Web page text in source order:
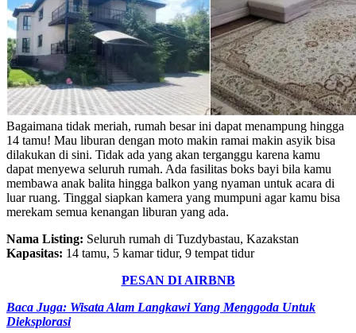
Bagaimana tidak meriah, rumah besar ini dapat menampung hingga
14 tamu! Mau liburan dengan moto makin ramai makin asyik bisa
dilakukan di sini. Tidak ada yang akan terganggu karena kamu
dapat menyewa seluruh rumah. Ada fasilitas boks bayi bila kamu
membawa anak balita hingga balkon yang nyaman untuk acara di
luar ruang. Tinggal siapkan kamera yang mumpuni agar kamu bisa
merekam semua kenangan liburan yang ada.
Nama Listing: Seluruh rumah di Tuzdybastau, Kazakstan
Kapasitas: 14 tamu, 5 kamar tidur, 9 tempat tidur
PESAN DI AIRBNB
Baca Juga: Wisata Alam Langkawi Yang Menggoda Untuk
Dieksplorasi